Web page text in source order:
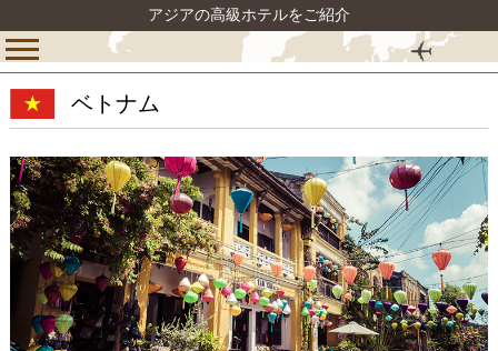
アジアの高級ホテルをご紹介
ベトナム